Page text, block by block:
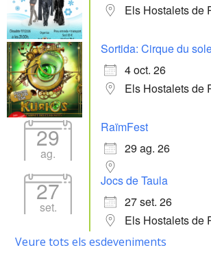
Els Hostalets de
Sortida: Cirque du
4 oct. 26
Els Hostalets de
29
ag.
RaïmFest
29 ag. 26
27
set.
Jocs de Taula
27 set. 26
Els Hostalets de
Veure tots els esdeveniments